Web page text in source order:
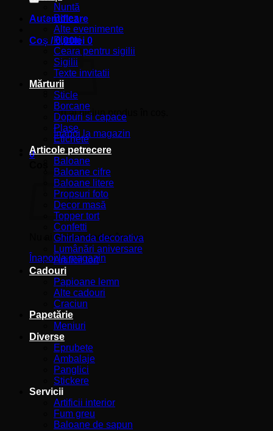
Autentificare
Coș /0,00lei 0
Nu ai niciun produs în coș.
Înapoi la magazin
0
Nu ai niciun produs în coș.
Înapoi la magazin
Nuntă
Botez
Alte evenimente
Plicuri
Ceara pentru sigilii
Sigilii
Texte invitatii
Mărturii
Sticle
Borcane
Dopuri si capace
Plase
Etichete
Articole petrecere
Baloane
Baloane cifre
Baloane litere
Propsuri foto
Decor masă
Topper tort
Confetti
Ghirlanda decorativa
Lumânări aniversare
Artificii tort
Cadouri
Papioane lemn
Alte cadouri
Craciun
Papetărie
Meniuri
Diverse
Eprubete
Ambalaje
Panglici
Stickere
Servicii
Artificii interior
Fum greu
Baloane de sapun